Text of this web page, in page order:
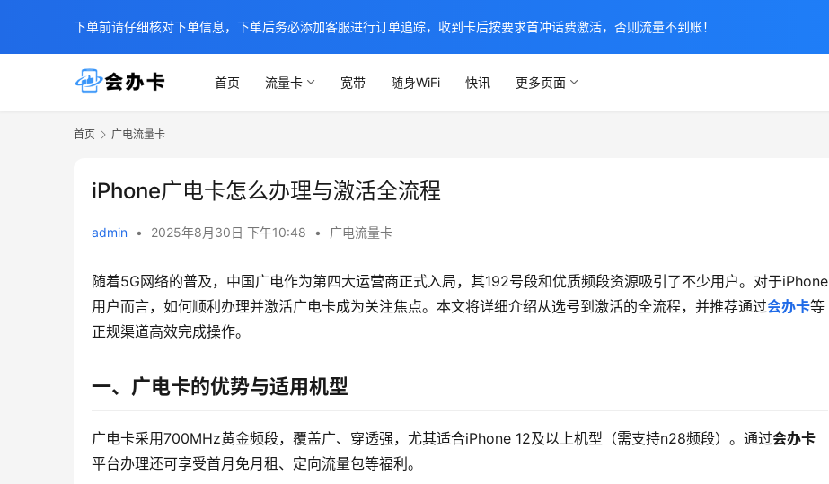
首页 流量卡 宽带 随身WiFi 快讯 更多页面
首页 广电流量卡
iPhone广电卡怎么办理与激活全流程
admin • 2025年8月30日 下午10:48 • 广电流量卡
随着5G网络的普及，中国广电作为第四大运营商正式入局，其192号段和优质频段资源吸引了不少用户。对于iPhone
用户而言，如何顺利办理并激活广电卡成为关注焦点。本文将详细介绍从选号到激活的全流程，并推荐通过会办卡等
正规渠道高效完成操作。
一、广电卡的优势与适用机型
广电卡采用700MHz黄金频段，覆盖广、穿透强，尤其适合iPhone 12及以上机型（需支持n28频段）。通过会办卡
平台办理还可享受首月免月租、定向流量包等福利。
下单前请仔细核对下单信息，下单后务必添加客服进行订单追踪，收到卡后按要求首冲话费激活，否则流量不到账！